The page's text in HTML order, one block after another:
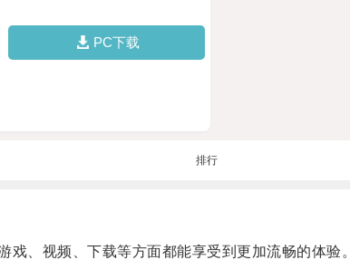
PC下载
排行
、视频、下载等方面都能享受到更加流畅的体验。